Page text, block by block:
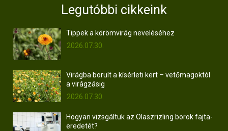
Legutóbbi cikkeink
Tippek a körömvirág neveléséhez
2026.07.30.
Virágba borult a kísérleti kert – vetőmagoktól
a virágzásig
2026.07.30.
Hogyan vizsgáltuk az Olaszrizling borok fajta-
eredetét?